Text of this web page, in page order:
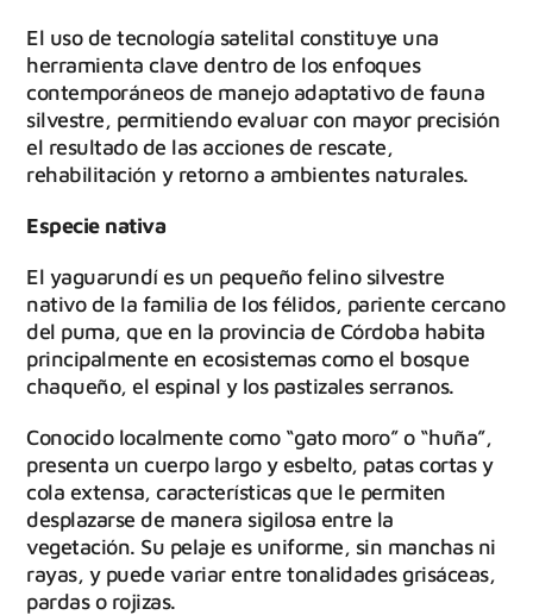
El uso de tecnología satelital constituye una
herramienta clave dentro de los enfoques
contemporáneos de manejo adaptativo de fauna
silvestre, permitiendo evaluar con mayor precisión
el resultado de las acciones de rescate,
rehabilitación y retorno a ambientes naturales.
Especie nativa
El yaguarundí es un pequeño felino silvestre
nativo de la familia de los félidos, pariente cercano
del puma, que en la provincia de Córdoba habita
principalmente en ecosistemas como el bosque
chaqueño, el espinal y los pastizales serranos.
Conocido localmente como “gato moro” o “huña”,
presenta un cuerpo largo y esbelto, patas cortas y
cola extensa, características que le permiten
desplazarse de manera sigilosa entre la
vegetación. Su pelaje es uniforme, sin manchas ni
rayas, y puede variar entre tonalidades grisáceas,
pardas o rojizas.